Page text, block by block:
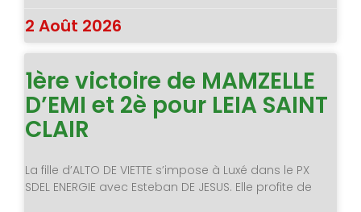
2 Août 2026
1ère victoire de MAMZELLE
D’EMI et 2è pour LEIA SAINT
CLAIR
La fille d’ALTO DE VIETTE s’impose à Luxé dans le PX
SDEL ENERGIE avec Esteban DE JESUS. Elle profite de